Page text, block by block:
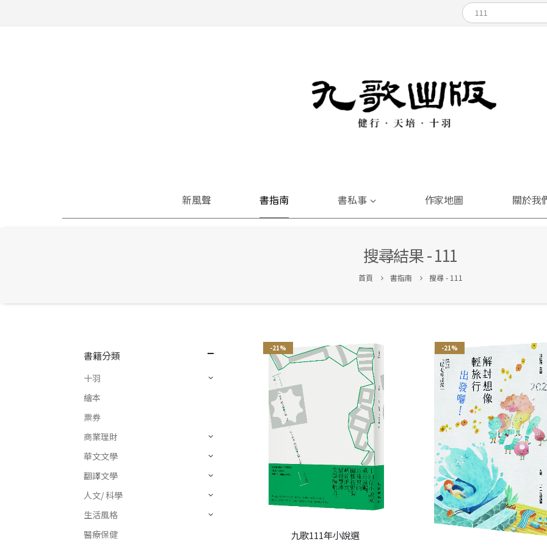
新風聲 書指南 書私事 作家地圖 關於我
搜尋結果 - 111
首頁 書指南 搜尋 - 111
-21%
九歌111年小說選
-21%
書籍分類
十羽
繪本
票券
商業理財
華文文學
翻譯文學
人文/ 科學
生活風格
醫療保健